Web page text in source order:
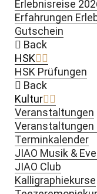
Erlebnisreise
Erfahrungen
Gutschein
Back
HSK
HSK Prüfungen
Back
Kultur
Veranstaltungen
Terminkalender
JIAO Musik &
JIAO Club
Kalligraphiekurse